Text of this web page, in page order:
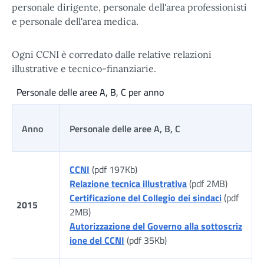
personale dirigente, personale dell'area professionisti
e personale dell'area medica.
Ogni CCNI è corredato dalle relative relazioni
illustrative e tecnico-finanziarie.
Personale delle aree A, B, C per anno
Anno Personale delle aree A, B, C
2015
CCNI (pdf 197Kb)
Relazione tecnica illustrativa(pdf 2MB)
Certificazione del Collegio dei sindaci(pdf
2MB)
Autorizzazione del Governo alla sottoscriz
ione del CCNI (pdf 35Kb)